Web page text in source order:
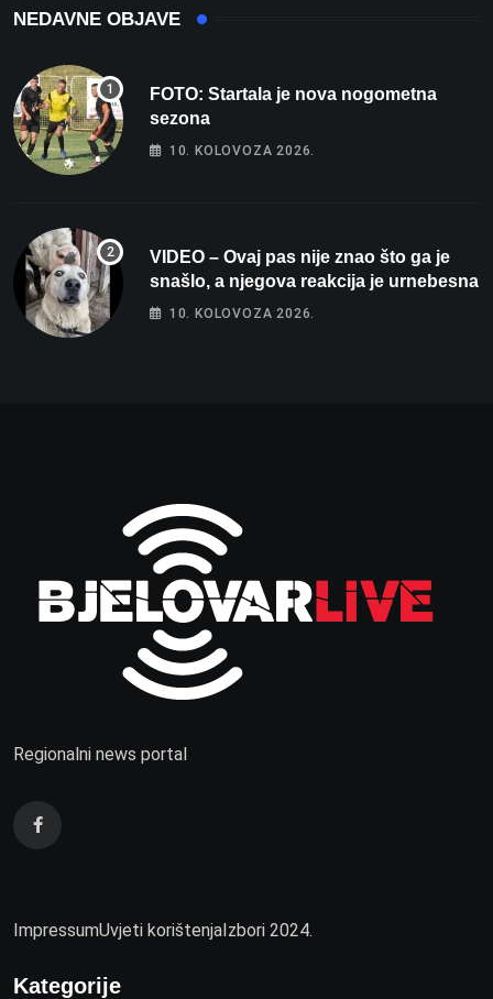
NEDAVNE OBJAVE
FOTO: Startala je nova nogometna
sezona
10. KOLOVOZA 2026.
VIDEO – Ovaj pas nije znao što ga je
snašlo, a njegova reakcija je urnebesna
10. KOLOVOZA 2026.
Regionalni news portal
ImpressumUvjeti korištenjaIzbori 2024.
Kategorije